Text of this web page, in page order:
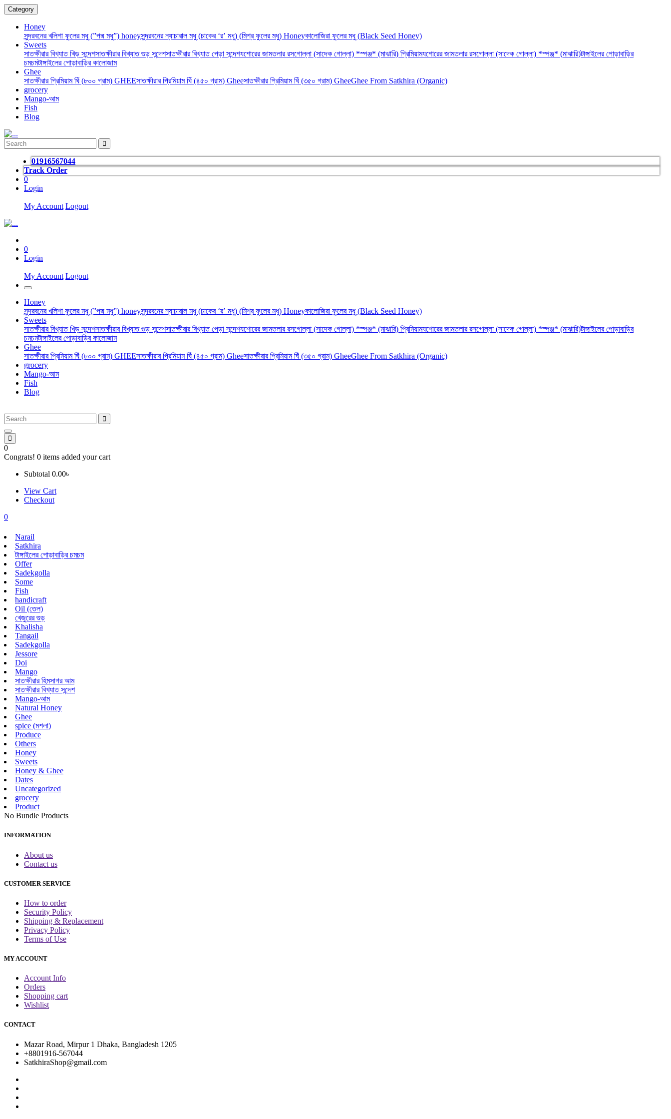
Category
Honey
সুন্দরবনের খলিশা ফুলের মধু (”পদ্ম মধু”) honeyসুন্দরবনের ন্যাচারাল মধু (চাকের ‘র’ মধু) (মিশ্র ফুলের মধু) Honeyকালোজিরা ফুলের মধু (Black Seed Honey)
Sweets
সাতক্ষীরার বিখ্যাত খিড় সন্দেশসাতক্ষীরার বিখ্যাত গুড় সন্দেশসাতক্ষীরার বিখ্যাত পেড়া সন্দেশযশোরের জামতলার রসগোল্লা (সাদেক গোল্লা) *স্পঞ্জ* (মাঝারি) প্রিমিয়ামযশোরের জামতলার রসগোল্লা (সাদেক গোল্লা) *স্পঞ্জ* (মাঝারি)টাঙ্গাইলের পোড়াবাড়ির
চমচমটাঙ্গাইলের পোড়াবাড়ির কালোজাম
Ghee
সাতক্ষীরার প্রিমিয়াম ঘিঁ (৮০০ গ্রাম) GHEEসাতক্ষীরার প্রিমিয়াম ঘিঁ (৪৫০ গ্রাম) Gheeসাতক্ষীরার প্রিমিয়াম ঘিঁ (৩৫০ গ্রাম) GheeGhee From Satkhira (Organic)
grocery
Mango-আম
Fish
Blog
01916567044
Track Order
0
Login
My Account Logout
0
Login
My Account Logout
Honey
সুন্দরবনের খলিশা ফুলের মধু (”পদ্ম মধু”) honeyসুন্দরবনের ন্যাচারাল মধু (চাকের ‘র’ মধু) (মিশ্র ফুলের মধু) Honeyকালোজিরা ফুলের মধু (Black Seed Honey)
Sweets
সাতক্ষীরার বিখ্যাত খিড় সন্দেশসাতক্ষীরার বিখ্যাত গুড় সন্দেশসাতক্ষীরার বিখ্যাত পেড়া সন্দেশযশোরের জামতলার রসগোল্লা (সাদেক গোল্লা) *স্পঞ্জ* (মাঝারি) প্রিমিয়ামযশোরের জামতলার রসগোল্লা (সাদেক গোল্লা) *স্পঞ্জ* (মাঝারি)টাঙ্গাইলের পোড়াবাড়ির
চমচমটাঙ্গাইলের পোড়াবাড়ির কালোজাম
Ghee
সাতক্ষীরার প্রিমিয়াম ঘিঁ (৮০০ গ্রাম) GHEEসাতক্ষীরার প্রিমিয়াম ঘিঁ (৪৫০ গ্রাম) Gheeসাতক্ষীরার প্রিমিয়াম ঘিঁ (৩৫০ গ্রাম) GheeGhee From Satkhira (Organic)
grocery
Mango-আম
Fish
Blog
0
Congrats! 0 items added your cart
Subtotal 0.00৳
View Cart
Checkout
0
Narail
Satkhira
টাঙ্গাইলের পোড়াবাড়ির চমচম
Offer
Sadekgolla
Some
Fish
handicraft
Oil (তেল)
খেজুরের গুড়
Khalisha
Tangail
Sadekgolla
Jessore
Doi
Mango
সাতক্ষীরার হিমসাগর আম
সাতক্ষীরার বিখ্যাত সন্দেশ
Mango-আম
Natural Honey
Ghee
spice (মশলা)
Produce
Others
Honey
Sweets
Honey & Ghee
Dates
Uncategorized
grocery
Product
No Bundle Products
INFORMATION
About us
Contact us
CUSTOMER SERVICE
How to order
Security Policy
Shipping & Replacement
Privacy Policy
Terms of Use
MY ACCOUNT
Account Info
Orders
Shopping cart
Wishlist
CONTACT
Mazar Road, Mirpur 1 Dhaka, Bangladesh 1205
+8801916-567044
SatkhiraShop@gmail.com